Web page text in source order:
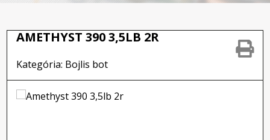
AMETHYST 390 3,5LB 2R
Kategória: Bojlis bot